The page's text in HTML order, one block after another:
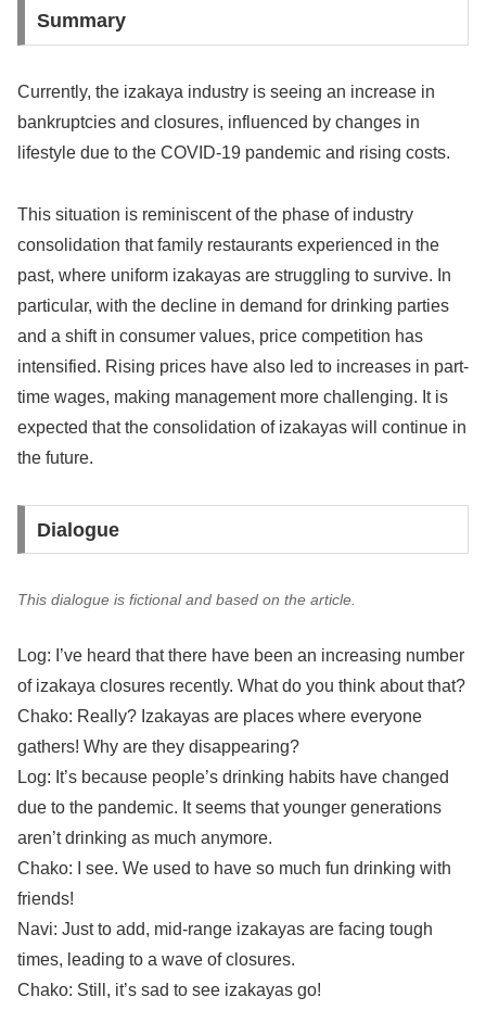
Summary
Currently, the izakaya industry is seeing an increase in
bankruptcies and closures, influenced by changes in
lifestyle due to the COVID-19 pandemic and rising costs.
This situation is reminiscent of the phase of industry
consolidation that family restaurants experienced in the
past, where uniform izakayas are struggling to survive. In
particular, with the decline in demand for drinking parties
and a shift in consumer values, price competition has
intensified. Rising prices have also led to increases in part-
time wages, making management more challenging. It is
expected that the consolidation of izakayas will continue in
the future.
Dialogue
This dialogue is fictional and based on the article.
Log: I’ve heard that there have been an increasing number
of izakaya closures recently. What do you think about that?
Chako: Really? Izakayas are places where everyone
gathers! Why are they disappearing?
Log: It’s because people’s drinking habits have changed
due to the pandemic. It seems that younger generations
aren’t drinking as much anymore.
Chako: I see. We used to have so much fun drinking with
friends!
Navi: Just to add, mid-range izakayas are facing tough
times, leading to a wave of closures.
Chako: Still, it’s sad to see izakayas go!